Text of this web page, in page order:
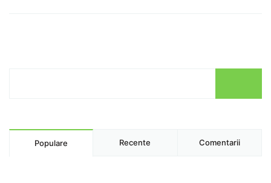
Populare Recente Comentarii